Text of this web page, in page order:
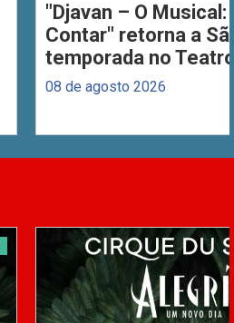
"Djavan – O Musical:
Contar" retorna a
temporada no
08 de agosto 2026